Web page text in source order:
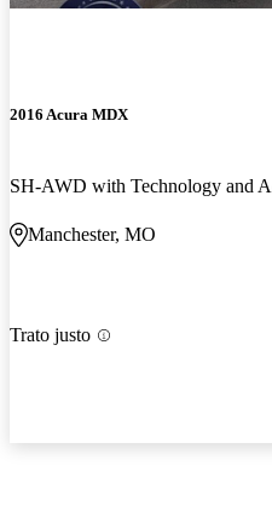
2016 Acura MDX
Manchester, MO
Trato justo